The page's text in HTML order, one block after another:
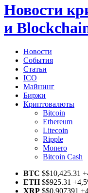
Новости
и
Новости
События
Статьи
ICO
Майнинг
Биржи
Криптовалюты
Bitcoin
Ethereum
Litecoin
Ripple
Monero
Bitcoin Cash
BTC $$10,425.31
ETH$$925.31
XRP $$0.907391